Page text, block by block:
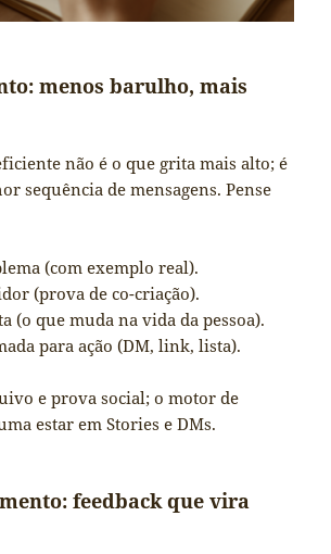
menos barulho, mais
não é o que grita mais alto; é
sequência de mensagens. Pense
(com exemplo real).
(prova de co-criação).
(o que muda na vida da pessoa).
para ação (DM, link, lista).
e prova social; o motor de
estar em Stories e DMs.
feedback que vira